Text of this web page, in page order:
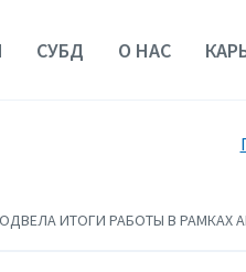
СУБД О НАС
ИТОГИ РАБОТЫ В РАМКАХ